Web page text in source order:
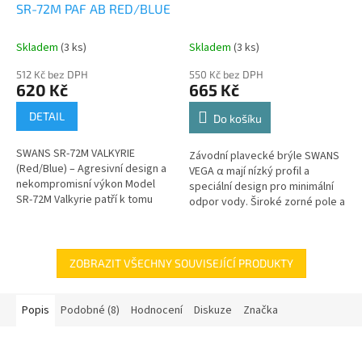
SR-72M PAF AB RED/BLUE
Skladem (3 ks)
512 Kč bez DPH
620 Kč
DETAIL
SWANS SR-72M VALKYRIE
(Red/Blue) – Agresivní design a
nekompromisní výkon Model
SR-72M Valkyrie patří k tomu
brýlemi najít....
Skladem (3 ks)
550 Kč bez DPH
665 Kč
Do košíku
Závodní plavecké brýle SWANS
VEGA α mají nízký profil a
speciální design pro minimální
odpor vody. Široké zorné pole a
ZOBRAZIT VŠECHNY SOUVISEJÍCÍ PRODUKTY
Popis Podobné (8) Hodnocení Diskuze Značka